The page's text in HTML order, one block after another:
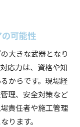
可能性
大きな武器となり
応力は、資格や知
からです。現場経
理、安全対策など
責任者や施工管理
ります。